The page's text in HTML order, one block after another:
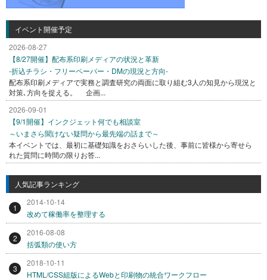
イベント開催予定
2026-08-27
【8/27開催】配布系印刷メディアの状況と革新
-折込チラシ・フリーペーパー・DMの現況と方向-
配布系印刷メディアで実務と調査研究の両面に取り組む3人の知見から現況と
対策､方向を捉える。 企画...
2026-09-01
【9/1開催】インクジェット何でも相談室
～いまさら聞けない疑問から最先端の話まで～
本イベントでは、最初に基礎知識をおさらいした後、事前に皆様から寄せら
れた質問に時間の限りお答...
人気記事ランキング
1
2014-10-14
改めて稼働率を整理する
2
2016-08-08
括弧類の使い方
3
2018-10-11
HTML/CSS組版によるWebと印刷物の統合ワークフロー